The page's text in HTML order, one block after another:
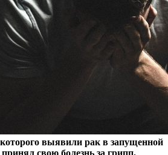
выявили рак в запущенной